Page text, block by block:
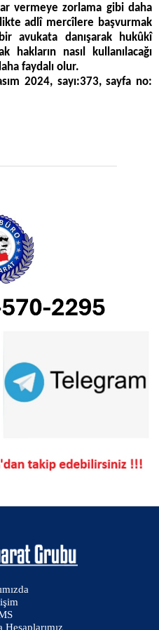
vermeye zorlama gibi daha
adlî mercîlere başvurmak
avukata danışarak hukûkî
nasıl kullanılacağı
faydalı olur.
2024, sayı:373, sayfa no: